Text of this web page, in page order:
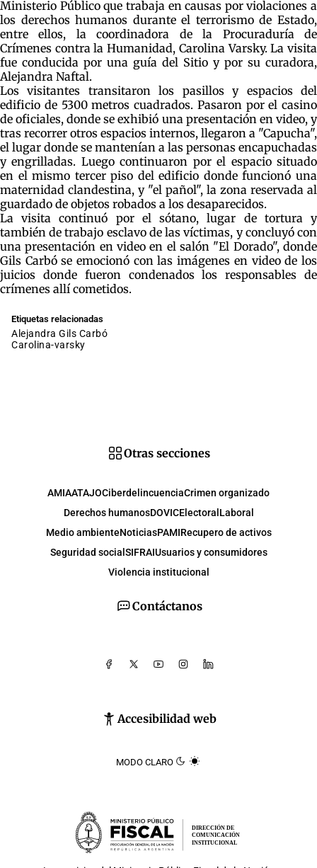
Ministerio Público que trabaja en causas por violaciones a
los derechos humanos durante el terrorismo de Estado,
entre ellos, la coordinadora de la Procuraduría de
Crímenes contra la Humanidad, Carolina Varsky. La visita
fue conducida por una guía del Sitio y por su curadora,
Alejandra Naftal.
Los visitantes transitaron los pasillos y espacios del
edificio de 5300 metros cuadrados. Pasaron por el casino
de oficiales, donde se exhibió una presentación en video, y
tras recorrer otros espacios internos, llegaron a "Capucha",
el lugar donde se mantenían a las personas encapuchadas
y engrilladas. Luego continuaron por el espacio situado
en el mismo tercer piso del edificio donde funcionó una
maternidad clandestina, y "el pañol", la zona reservada al
guardado de objetos robados a los desaparecidos.
La visita continuó por el sótano, lugar de tortura y
también de trabajo esclavo de las víctimas, y concluyó con
una presentación en video en el salón "El Dorado", donde
Gils Carbó se emocionó con las imágenes en video de los
juicios donde fueron condenados los responsables de
crímenes allí cometidos.
Etiquetas relacionadas
Alejandra Gils Carbó
carolina-varsky
Contáctanos
Accesibilidad web
MODO CLARO
Otras secciones
AMIAATAJOCiberdelincuenciaCrimen organizado
Derechos humanosDOVICElectoral Laboral
Medio ambienteNoticiasPAMIRecupero de activos
Seguridad social SIFRAIUsuarios y consumidores
Violencia institucional
DIRECCIÓN DE
COMUNICACIÓN
INSTITUCIONAL